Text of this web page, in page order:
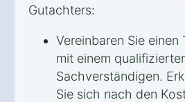
Gutachters:
Vereinbaren Sie einen
mit einem
Sachverständigen.
Sie sich nach den